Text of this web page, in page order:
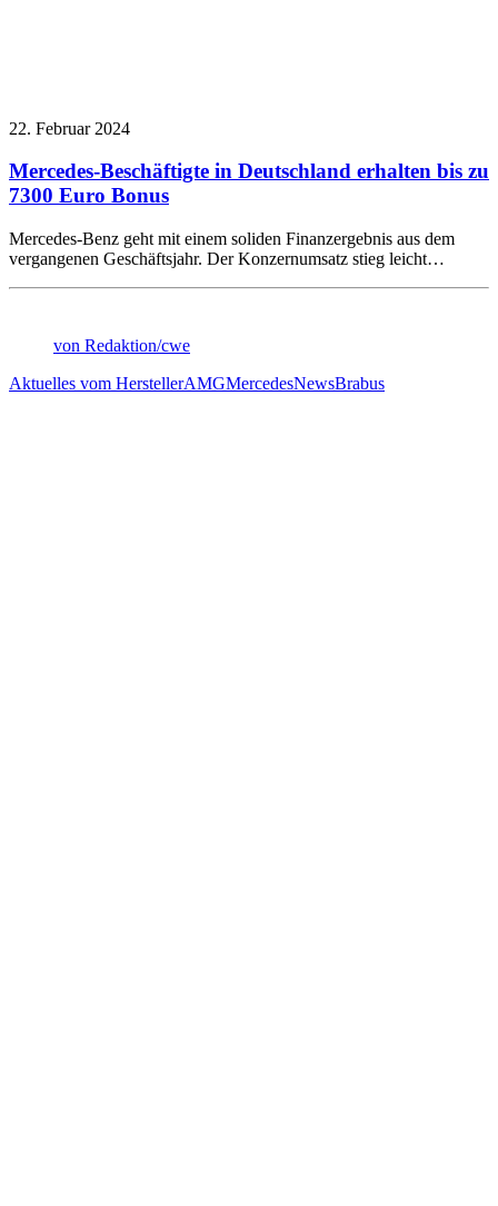
22. Februar 2024
Mercedes-Beschäftigte in Deutschland erhalten bis zu
7300 Euro Bonus
Mercedes-Benz geht mit einem soliden Finanzergebnis aus dem
vergangenen Geschäftsjahr. Der Konzernumsatz stieg leicht…
von Redaktion/cwe
Aktuelles vom HerstellerAMGMercedesNewsBrabus